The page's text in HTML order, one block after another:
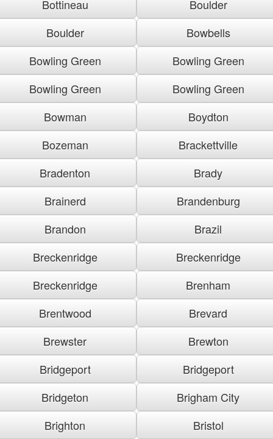
Bottineau
Boulder
Boulder
Bowbells
Bowling Green
Bowling Green
Bowling Green
Bowling Green
Bowman
Boydton
Bozeman
Brackettville
Bradenton
Brady
Brainerd
Brandenburg
Brandon
Brazil
Breckenridge
Breckenridge
Breckenridge
Brenham
Brentwood
Brevard
Brewster
Brewton
Bridgeport
Bridgeport
Bridgeton
Brigham City
Brighton
Bristol